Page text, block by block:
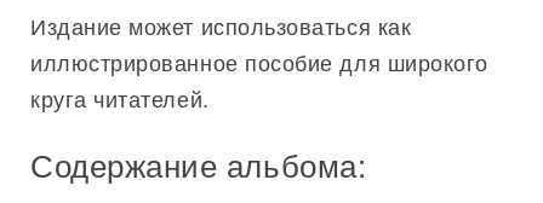
Издание может использоваться как
иллюстрированное пособие для широкого
круга читателей.
Содержание альбома: